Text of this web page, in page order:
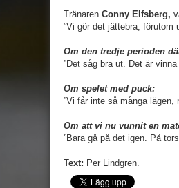
Tränaren Conny Elfsberg,
”Vi gör det jättebra, förutom
Om den tredje perioden
”Det såg bra ut. Det är
Om spelet med puck:
”Vi får inte så många lägen,
Om att vi nu vunnit en
”Bara gå på det igen. På
Text: Per Lindgren.